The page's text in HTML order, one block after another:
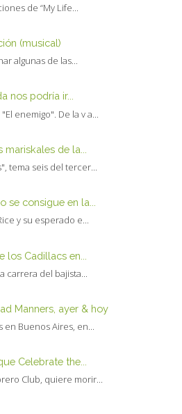
de “My Life...
(musical)
algunas de las...
nos podría ir...
enemigo". De la v a...
de la...
tema seis del tercer...
se consigue en la...
y su esperado e...
Cadillacs en...
carrera del bajista...
Manners, ayer & hoy
en Buenos Aires, en...
Celebrate the...
Club, quiere morir...